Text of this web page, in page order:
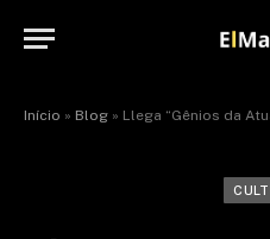
Início » Blog » Llega “Gênios da Atualidade 2025”: Una celebración